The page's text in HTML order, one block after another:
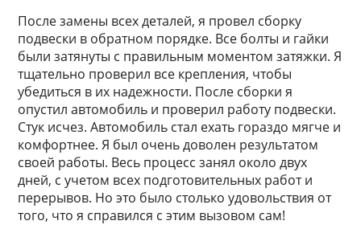
После замены всех деталей, я провел сборку
подвески в обратном порядке. Все болты и гайки
были затянуты с правильным моментом затяжки. Я
тщательно проверил все крепления, чтобы
убедиться в их надежности. После сборки я
опустил автомобиль и проверил работу подвески.
Стук исчез. Автомобиль стал ехать гораздо мягче и
комфортнее. Я был очень доволен результатом
своей работы. Весь процесс занял около двух
дней, с учетом всех подготовительных работ и
перерывов. Но это было столько удовольствия от
того, что я справился с этим вызовом сам!